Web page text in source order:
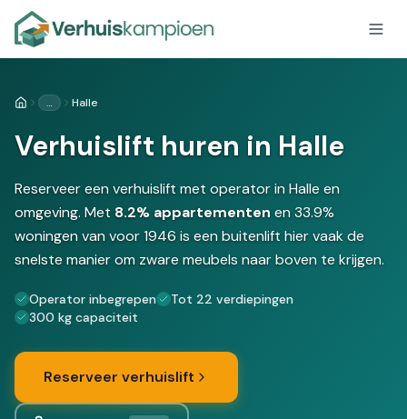
Home… Halle
Verhuislift huren in Halle
Reserveer een verhuislift met operator in Halle en
omgeving. Met 8.2% appartementen en 33.9%
woningen van voor 1946 is een buitenlift hier vaak de
snelste manier om zware meubels naar boven te krijgen.
Operator inbegrepen
Tot 22 verdiepingen
300 kg capaciteit
Reserveer verhuislift